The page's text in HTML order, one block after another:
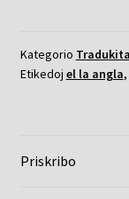
Kategorio
Etikedoj el la angla,
Priskribo